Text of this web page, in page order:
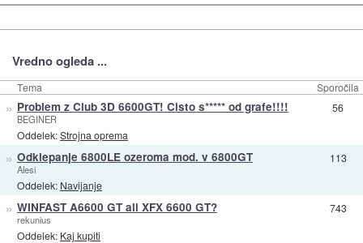
Vredno ogleda ...
Tema Sporočila
» Problem z Club 3D 6600GT! Cisto s***** od grafe!!!!
BEGINER
Oddelek:Strojna oprema
56
» Odklepanje 6800LE ozeroma mod. v 6800GT
Alesi
Oddelek: Navijanje
113
» WINFAST A6600 GT ali XFX 6600 GT?
rekunius
Oddelek: Kaj kupiti
743